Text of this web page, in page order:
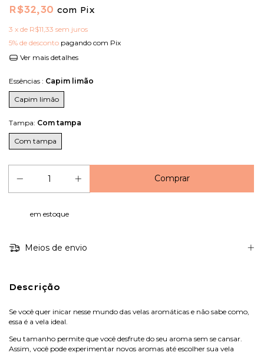
R$32,30 com Pix
3 x de R$11,33 sem juros
5% de desconto pagando com Pix
Ver mais detalhes
Essências : Capim limão
Capim limão
Tampa: Com tampa
Com tampa
em estoque
Meios de envio
Descrição
Se você quer inicar nesse mundo das velas aromáticas e não sabe como,
essa é a vela ideal.
Seu tamanho permite que você desfrute do seu aroma sem se cansar.
Assim, você pode experimentar novos aromas até escolher sua vela